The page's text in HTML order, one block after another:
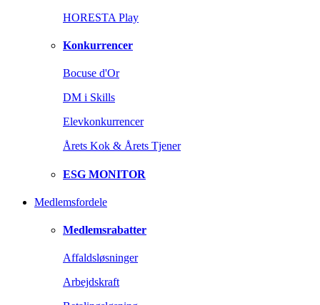
HORESTA Play
Konkurrencer
Bocuse d'Or
DM i Skills
Elevkonkurrencer
Årets Kok & Årets Tjener
ESG MONITOR
Medlemsfordele
Medlemsrabatter
Affaldsløsninger
Arbejdskraft